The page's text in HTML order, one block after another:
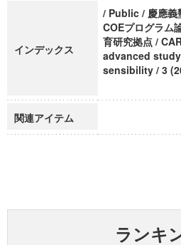
インデックス
/ Public / 慶應義
COEプログラム
育研究拠点 /
advanced
sensibility / 3
関連アイテム
ランキ